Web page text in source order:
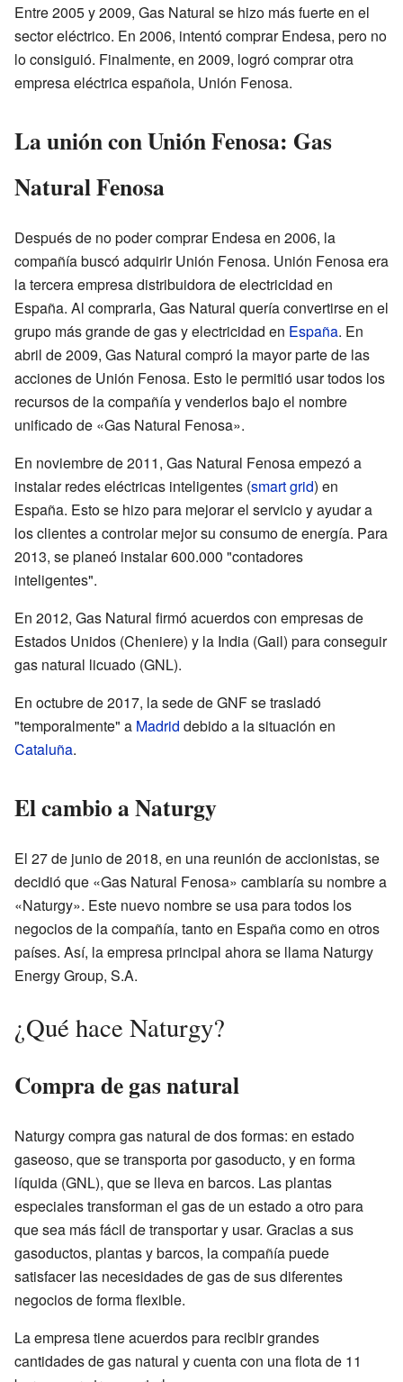
Entre 2005 y 2009, Gas Natural se hizo más fuerte en el
sector eléctrico. En 2006, intentó comprar Endesa, pero no
lo consiguió. Finalmente, en 2009, logró comprar otra
empresa eléctrica española, Unión Fenosa.
La unión con Unión Fenosa: Gas
Natural Fenosa
Después de no poder comprar Endesa en 2006, la
compañía buscó adquirir Unión Fenosa. Unión Fenosa era
la tercera empresa distribuidora de electricidad en
España. Al comprarla, Gas Natural quería convertirse en el
grupo más grande de gas y electricidad en España. En
abril de 2009, Gas Natural compró la mayor parte de las
acciones de Unión Fenosa. Esto le permitió usar todos los
recursos de la compañía y venderlos bajo el nombre
unificado de «Gas Natural Fenosa».
En noviembre de 2011, Gas Natural Fenosa empezó a
instalar redes eléctricas inteligentes (smart grid) en
España. Esto se hizo para mejorar el servicio y ayudar a
los clientes a controlar mejor su consumo de energía. Para
2013, se planeó instalar 600.000 "contadores
inteligentes".
En 2012, Gas Natural firmó acuerdos con empresas de
Estados Unidos (Cheniere) y la India (Gail) para conseguir
gas natural licuado (GNL).
En octubre de 2017, la sede de GNF se trasladó
"temporalmente" a Madrid debido a la situación en
Cataluña.
El cambio a Naturgy
El 27 de junio de 2018, en una reunión de accionistas, se
decidió que «Gas Natural Fenosa» cambiaría su nombre a
«Naturgy». Este nuevo nombre se usa para todos los
negocios de la compañía, tanto en España como en otros
países. Así, la empresa principal ahora se llama Naturgy
Energy Group, S.A.
¿Qué hace Naturgy?
Compra de gas natural
Naturgy compra gas natural de dos formas: en estado
gaseoso, que se transporta por gasoducto, y en forma
líquida (GNL), que se lleva en barcos. Las plantas
especiales transforman el gas de un estado a otro para
que sea más fácil de transportar y usar. Gracias a sus
gasoductos, plantas y barcos, la compañía puede
satisfacer las necesidades de gas de sus diferentes
negocios de forma flexible.
La empresa tiene acuerdos para recibir grandes
cantidades de gas natural y cuenta con una flota de 11